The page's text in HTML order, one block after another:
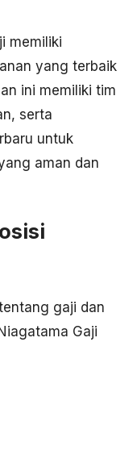
memiliki
yang terbaik
ini memiliki tim
serta
untuk
aman dan
gaji dan
Gaji